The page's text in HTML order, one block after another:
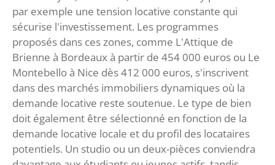
par exemple une tension locative constante qui
sécurise l'investissement. Les programmes
proposés dans ces zones, comme L'Attique de
Brienne à Bordeaux à partir de 454 000 euros ou Le
Montebello à Nice dès 412 000 euros, s'inscrivent
dans des marchés immobiliers dynamiques où la
demande locative reste soutenue. Le type de bien
doit également être sélectionné en fonction de la
demande locative locale et du profil des locataires
potentiels. Un studio ou un deux-pièces conviendra